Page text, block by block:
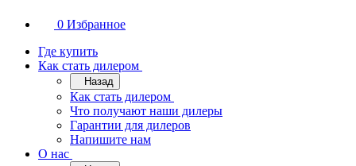
0 Избранное
Где купить
Как стать дилером
Назад
Как стать дилером
Что получают наши дилеры
Гарантии для дилеров
Напишите нам
О нас